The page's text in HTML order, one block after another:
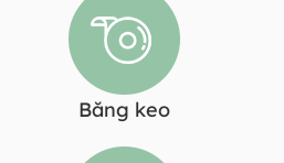
Băng keo